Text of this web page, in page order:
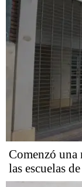
Comenzó una
las escuelas